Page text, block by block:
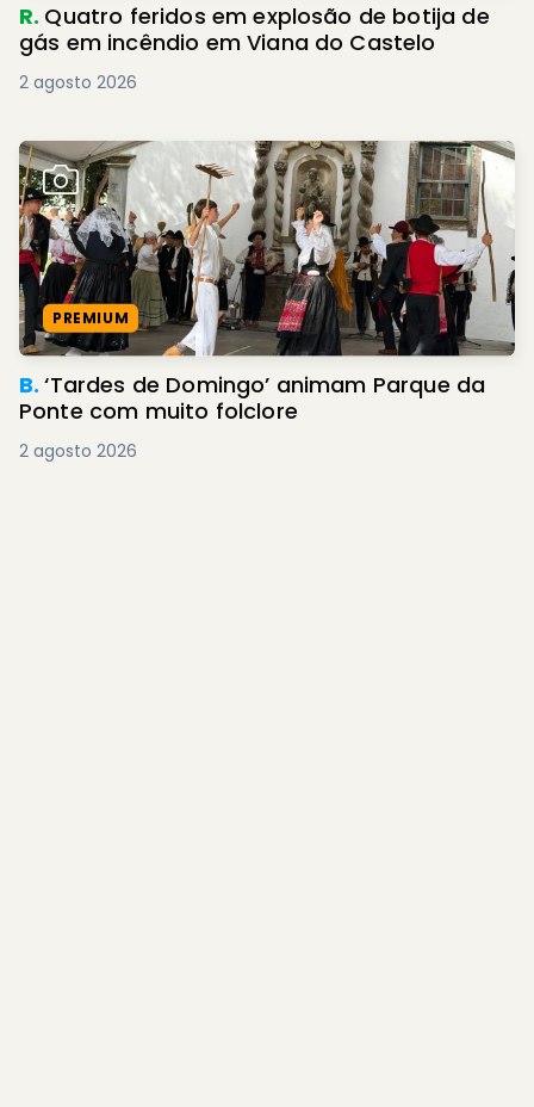
R. Quatro feridos em explosão de botija de
gás em incêndio em Viana do Castelo
2 agosto 2026
PREMIUM
B.‘Tardes de Domingo’ animam Parque da
Ponte com muito folclore
2 agosto 2026